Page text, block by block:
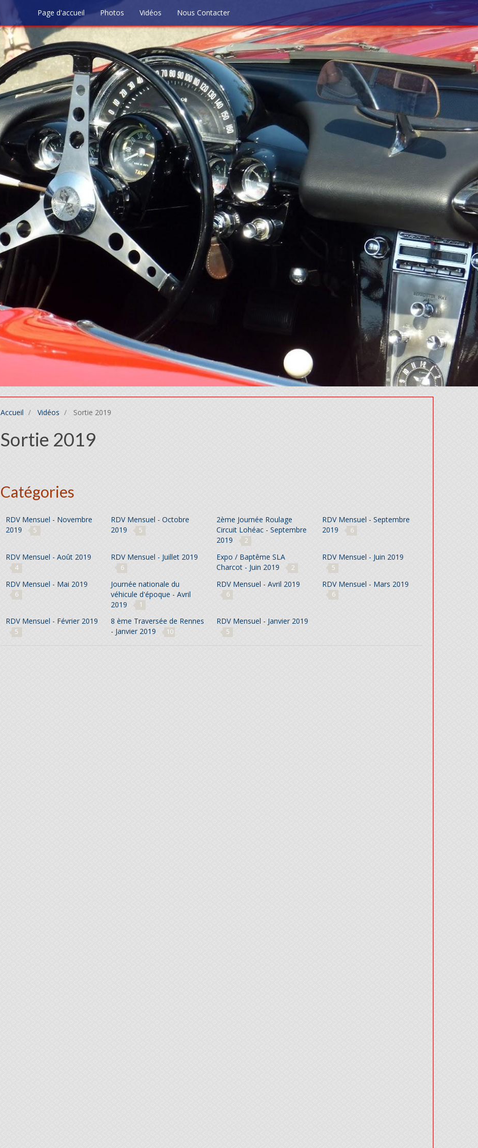
Page d'accueil Photos Vidéos Nous Contacter
Accueil Vidéos Sortie 2019
Sortie 2019
Catégories
RDV Mensuel - Novembre
2019
5
RDV Mensuel - Octobre
2019
5
2ème Journée Roulage
Circuit Lohéac - Septembre
2019
2
RDV Mensuel - Septembre
2019
6
RDV Mensuel - Août 2019
4
RDV Mensuel - Juillet 2019
6
Expo / Baptême SLA
Charcot - Juin 2019
2
RDV Mensuel - Juin 2019
5
RDV Mensuel - Mai 2019
6
Journée nationale du
véhicule d'époque - Avril
2019
1
RDV Mensuel - Avril 2019
6
RDV Mensuel - Mars 2019
6
RDV Mensuel - Février 2019
5
8 ème Traversée de Rennes
- Janvier 2019
10
RDV Mensuel - Janvier 2019
5